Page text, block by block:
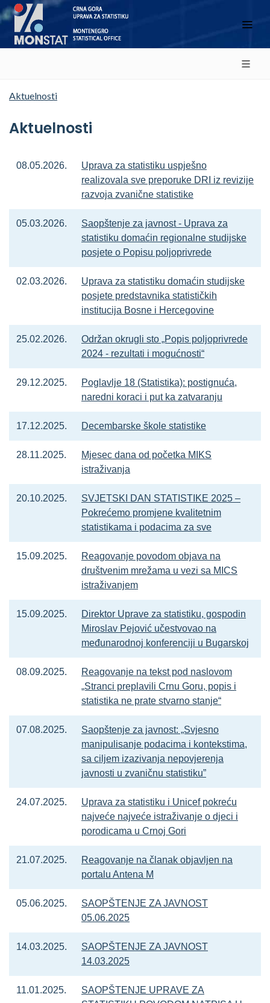
Aktuelnosti
Aktuelnosti
08.05.2026.
Uprava za statistiku uspješno
realizovala sve preporuke DRI iz revizije
razvoja zvanične statistike
05.03.2026.
Saopštenje za javnost - Uprava za
statistiku domaćin regionalne studijske
posjete o Popisu poljoprivrede
02.03.2026.
Uprava za statistiku domaćin studijske
posjete predstavnika statističkih
institucija Bosne i Hercegovine
25.02.2026.
Održan okrugli sto „Popis poljoprivrede
2024 - rezultati i mogućnosti“
29.12.2025.
Poglavlje 18 (Statistika): postignuća,
naredni koraci i put ka zatvaranju
17.12.2025. Decembarske škole statistike
28.11.2025.
Mjesec dana od početka MIKS
istraživanja
20.10.2025.
SVJETSKI DAN STATISTIKE 2025 –
Pokrećemo promjene kvalitetnim
statistikama i podacima za sve
15.09.2025.
Reagovanje povodom objava na
društvenim mrežama u vezi sa MICS
istraživanjem
15.09.2025.
Direktor Uprave za statistiku, gospodin
Miroslav Pejović učestvovao na
međunarodnoj konferenciji u Bugarskoj
08.09.2025.
Reagovanje na tekst pod naslovom
„Stranci preplavili Crnu Goru, popis i
statistika ne prate stvarno stanje“
07.08.2025.
Saopštenje za javnost: „Svjesno
manipulisanje podacima i kontekstima,
sa ciljem izazivanja nepovjerenja
javnosti u zvaničnu statistiku”
24.07.2025.
Uprava za statistiku i Unicef pokreću
najveće najveće istraživanje o djeci i
porodicama u Crnoj Gori
21.07.2025.
Reagovanje na članak objavljen na
portalu Antena M
05.06.2025.
SAOPŠTENJE ZA JAVNOST
05.06.2025
14.03.2025.
SAOPŠTENJE ZA JAVNOST
14.03.2025
11.01.2025.
SAOPŠTENJE UPRAVE ZA